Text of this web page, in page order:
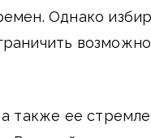
Однако
также ее